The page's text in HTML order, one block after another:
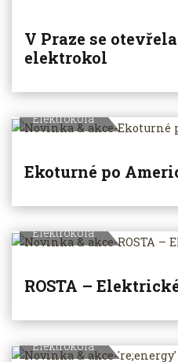
V Praze se
elektrokol
Elektrokola
Ekoturné po
Elektrokola
ROSTA –
Elektrokola